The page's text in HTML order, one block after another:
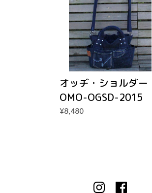
オッヂ・ショルダー
OMO-OGSD-2015
¥8,480